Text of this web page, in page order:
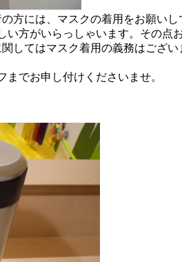
方には、マスクの着用をお願いし
方がいらっしゃいます。その点
してはマスク着用の義務はござ
でお申し付けくださいませ。